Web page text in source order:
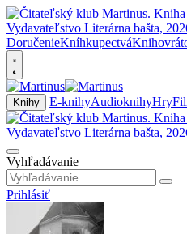
DoručenieKníhkupectvá
Knihy E-knihyAudioknihyHry
Vyhľadávanie
Prihlásiť